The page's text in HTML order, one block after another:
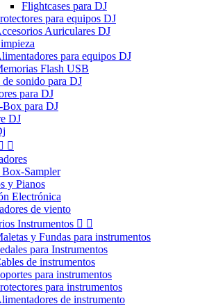
Flightcases para DJ
para equipos DJ
Auriculares DJ
para equipos DJ
Flash USB
de sonido para DJ
para DJ
para DJ
DJ

Sampler
y Pianos
Electrónica
de viento
Instrumentos  
y Fundas para instrumentos
para Instrumentos
de instrumentos
para instrumentos
para instrumentos
de instrumento